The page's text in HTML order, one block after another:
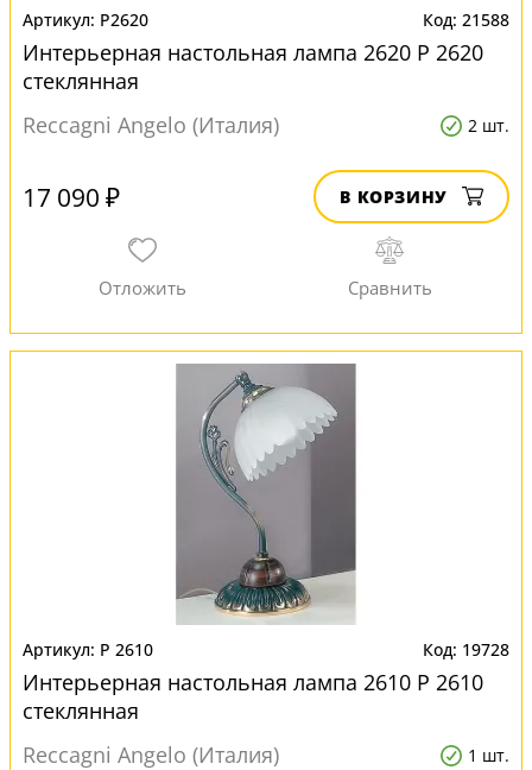
P2620 21588
Интерьерная настольная лампа 2620 P 2620
стеклянная
Reccagni Angelo (Италия)
2 шт.
17 090 ₽ В КОРЗИНУ
P 2610 19728
Интерьерная настольная лампа 2610 P 2610
стеклянная
Reccagni Angelo (Италия)
1 шт.